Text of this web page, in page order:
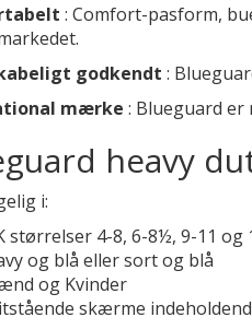
: Comfort-pasform,
godkendt :
mærke : Blueguard er
heavy
i:
størrelser 4-8, 6-8½, 9-11 og
og blå eller sort og blå
og Kvinder
skærme